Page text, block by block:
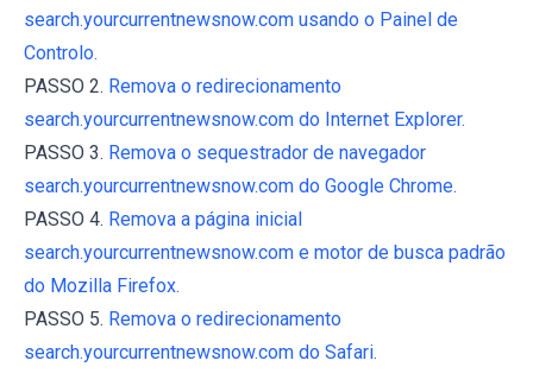
search.yourcurrentnewsnow.com usando o Painel de
Controlo.
PASSO 2. Remova o redirecionamento
search.yourcurrentnewsnow.com do Internet Explorer.
PASSO 3. Remova o sequestrador de navegador
search.yourcurrentnewsnow.com do Google Chrome.
PASSO 4. Remova a página inicial
search.yourcurrentnewsnow.com e motor de busca padrão
do Mozilla Firefox.
PASSO 5. Remova o redirecionamento
search.yourcurrentnewsnow.com do Safari.